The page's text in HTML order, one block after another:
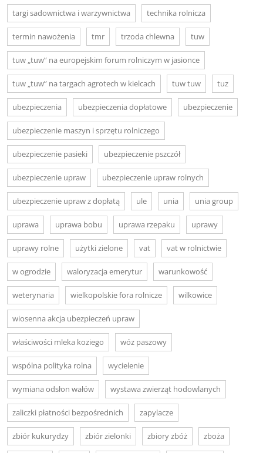
targi sadownictwa i warzywnictwa technika rolnicza
termin nawożenia tmr trzoda chlewna tuw
tuw „tuw” na europejskim forum rolniczym w jasionce
tuw „tuw” na targach agrotech w kielcach tuw tuw tuz
ubezpieczenia ubezpieczenia dopłatowe ubezpieczenie
ubezpieczenie maszyn i sprzętu rolniczego
ubezpieczenie pasieki ubezpieczenie pszczół
ubezpieczenie upraw ubezpieczenie upraw rolnych
ubezpieczenie upraw z dopłatą ule unia unia group
uprawa uprawa bobu uprawa rzepaku uprawy
uprawy rolne użytki zielone vat vat w rolnictwie
w ogrodzie waloryzacja emerytur warunkowość
weterynaria wielkopolskie fora rolnicze wilkowice
wiosenna akcja ubezpieczeń upraw
właściwości mleka koziego wóz paszowy
wspólna polityka rolna wycielenie
wymiana odsłon wałów wystawa zwierząt hodowlanych
zaliczki płatności bezpośrednich zapylacze
zbiór kukurydzy zbiór zielonki zbiory zbóż zboża